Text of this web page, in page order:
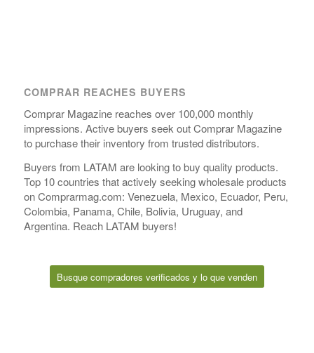
COMPRAR REACHES BUYERS
Comprar Magazine reaches over 100,000 monthly
impressions. Active buyers seek out Comprar Magazine
to purchase their inventory from trusted distributors.
Buyers from LATAM are looking to buy quality products.
Top 10 countries that actively seeking wholesale products
on Comprarmag.com: Venezuela, Mexico, Ecuador, Peru,
Colombia, Panama, Chile, Bolivia, Uruguay, and
Argentina. Reach LATAM buyers!
Busque compradores verificados y lo que venden